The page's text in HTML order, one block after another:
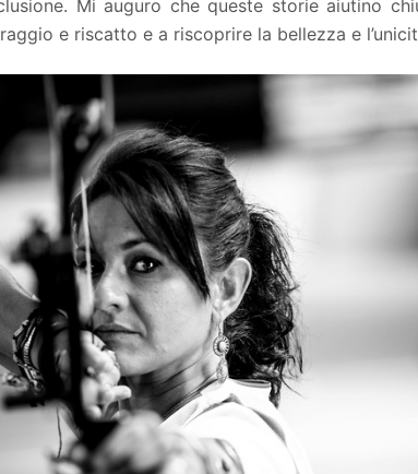
Mi auguro che queste storie aiutino
e riscatto e a riscoprire la bellezza e